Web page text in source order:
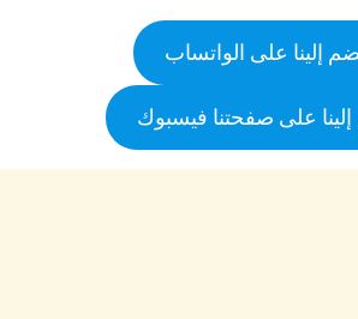
إلينا على الواتساب
على صفحتنا فيسبوك